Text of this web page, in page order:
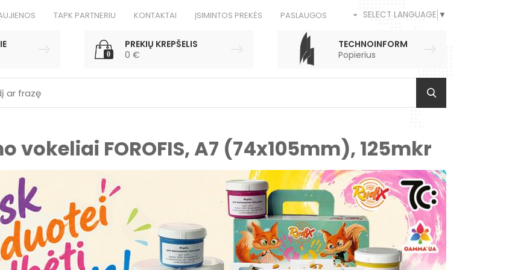
TAPK PARTNERIU KONTAKTAI ĮSIMINTOS PREKĖS PASLAUGOS SELECT LANGUAGE ▼
0
PREKIŲ KREPŠELIS
0 €
TECHNOINFORM
Popierius
vokeliai FOROFIS, A7 (74x105mm), 125mkr